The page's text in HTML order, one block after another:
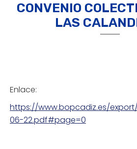
CONVENIO
LAS
Enlace:
https://www.bopcadiz.es/
06-22.pdf#page=0